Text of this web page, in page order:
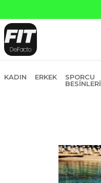
KADIN ERKEK
SPORCU
BESINLERI